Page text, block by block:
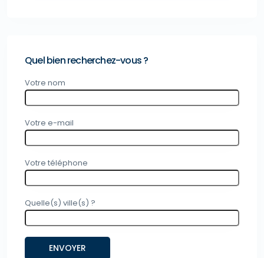
Quel bien recherchez-vous ?
Votre nom
Votre e-mail
Votre téléphone
Quelle(s) ville(s) ?